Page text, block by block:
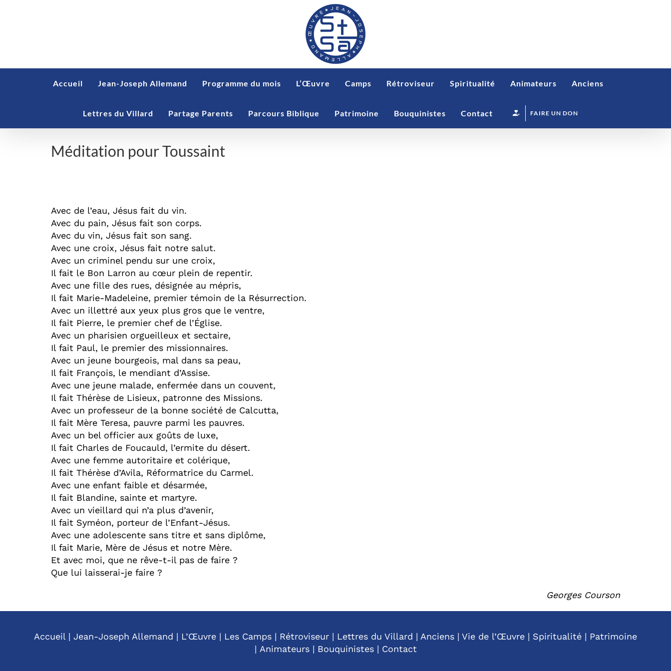
Accueil Jean-Joseph Allemand Programme du mois L’Œuvre Camps Rétroviseur Spiritualité Animateurs Anciens
Lettres du Villard Partage Parents Parcours Biblique Patrimoine Bouquinistes Contact FAIRE UN DON
Méditation pour Toussaint
Avec de l’eau, Jésus fait du vin.
Avec du pain, Jésus fait son corps.
Avec du vin, Jésus fait son sang.
Avec une croix, Jésus fait notre salut.
Avec un criminel pendu sur une croix,
Il fait le Bon Larron au cœur plein de repentir.
Avec une fille des rues, désignée au mépris,
Il fait Marie-Madeleine, premier témoin de la Résurrection.
Avec un illettré aux yeux plus gros que le ventre,
Il fait Pierre, le premier chef de l’Église.
Avec un pharisien orgueilleux et sectaire,
Il fait Paul, le premier des missionnaires.
Avec un jeune bourgeois, mal dans sa peau,
Il fait François, le mendiant d’Assise.
Avec une jeune malade, enfermée dans un couvent,
Il fait Thérèse de Lisieux, patronne des Missions.
Avec un professeur de la bonne société de Calcutta,
Il fait Mère Teresa, pauvre parmi les pauvres.
Avec un bel officier aux goûts de luxe,
Il fait Charles de Foucauld, l’ermite du désert.
Avec une femme autoritaire et colérique,
Il fait Thérèse d’Avila, Réformatrice du Carmel.
Avec une enfant faible et désarmée,
Il fait Blandine, sainte et martyre.
Avec un vieillard qui n’a plus d’avenir,
Il fait Syméon, porteur de l’Enfant-Jésus.
Avec une adolescente sans titre et sans diplôme,
Il fait Marie, Mère de Jésus et notre Mère.
Et avec moi, que ne rêve-t-il pas de faire ?
Que lui laisserai-je faire ?
Georges Courson
Accueil | Jean-Joseph Allemand | L’Œuvre | Les Camps | Rétroviseur | Lettres du Villard | Anciens | Vie de l’Œuvre | Spiritualité | Patrimoine
| Animateurs| Bouquinistes| Contact